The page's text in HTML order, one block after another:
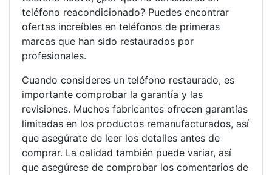
teléfono reacondicionado? Puedes encontrar
ofertas increíbles en teléfonos de primeras
marcas que han sido restaurados por
profesionales.
Cuando consideres un teléfono restaurado, es
importante comprobar la garantía y las
revisiones. Muchos fabricantes ofrecen garantías
limitadas en los productos remanufacturados, así
que asegúrate de leer los detalles antes de
comprar. La calidad también puede variar, así
que asegúrese de comprobar los comentarios de